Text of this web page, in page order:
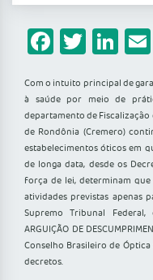
Com o intuito principal de
à saúde por meio de
departamento de Fiscalização
de Rondônia (Cremero)
estabelecimentos óticos em
de longa data, desde os
força de lei, determinam
atividades previstas apenas
Supremo Tribunal Federal,
ARGUIÇÃO DE
Conselho Brasileiro de
decretos.